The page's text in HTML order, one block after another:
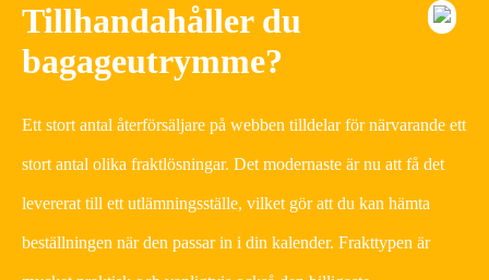
Tillhandahåller du
bagageutrymme?
Ett stort antal återförsäljare på webben tilldelar för närvarande ett
stort antal olika fraktlösningar. Det modernaste är nu att få det
levererat till ett utlämningsställe, vilket gör att du kan hämta
beställningen när den passar in i din kalender. Frakttypen är